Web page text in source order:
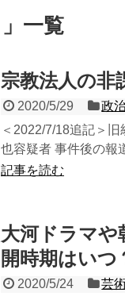
」 一覧
宗教法人の非
2020/5/29
政
＜2022/7/18追記＞
也容疑者 事件後の報
記事を読む
大河ドラマや
開時期はいつ
2020/5/24
芸